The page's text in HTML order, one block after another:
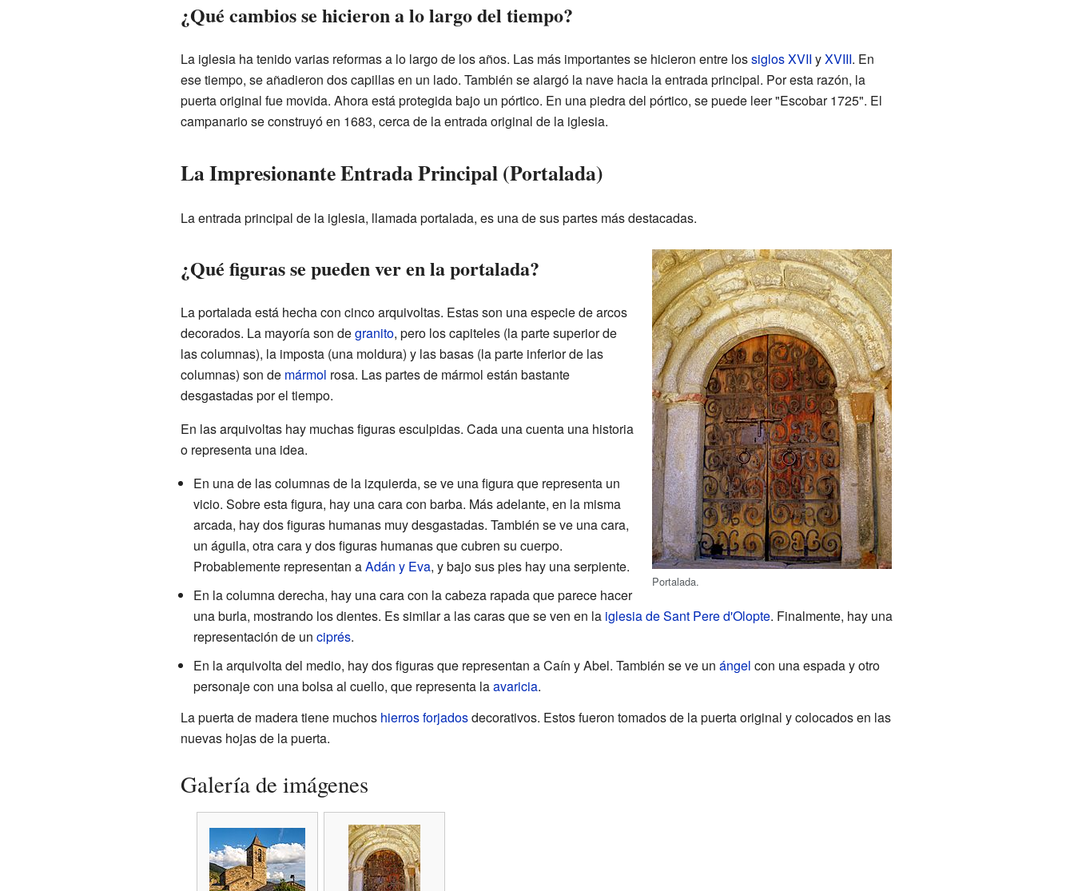
¿Qué cambios se hicieron a lo largo del tiempo?
La iglesia ha tenido varias reformas a lo largo de los años. Las más importantes se hicieron entre lossiglos XVII yXVIII. En
ese tiempo, se añadieron dos capillas en un lado. También se alargó la nave hacia la entrada principal. Por esta razón, la
puerta original fue movida. Ahora está protegida bajo un pórtico. En una piedra del pórtico, se puede leer "Escobar 1725". El
campanario se construyó en 1683, cerca de la entrada original de la iglesia.
La Impresionante Entrada Principal (Portalada)
La entrada principal de la iglesia, llamada portalada, es una de sus partes más destacadas.
Portalada.
¿Qué figuras se pueden ver en la portalada?
La portalada está hecha con cinco arquivoltas. Estas son una especie de arcos
decorados. La mayoría son degranito, pero los capiteles (la parte superior de
las columnas), la imposta (una moldura) y las basas (la parte inferior de las
columnas) son de mármol rosa. Las partes de mármol están bastante
desgastadas por el tiempo.
En las arquivoltas hay muchas figuras esculpidas. Cada una cuenta una historia
o representa una idea.
En una de las columnas de la izquierda, se ve una figura que representa un
vicio. Sobre esta figura, hay una cara con barba. Más adelante, en la misma
arcada, hay dos figuras humanas muy desgastadas. También se ve una cara,
un águila, otra cara y dos figuras humanas que cubren su cuerpo.
Probablemente representan aAdán y Eva, y bajo sus pies hay una serpiente.
En la columna derecha, hay una cara con la cabeza rapada que parece hacer
una burla, mostrando los dientes. Es similar a las caras que se ven en la iglesia de Sant Pere d'Olopte. Finalmente, hay una
representación de un ciprés.
En la arquivolta del medio, hay dos figuras que representan a Caín y Abel. También se ve un ángel con una espada y otro
personaje con una bolsa al cuello, que representa laavaricia.
La puerta de madera tiene muchos hierros forjadosdecorativos. Estos fueron tomados de la puerta original y colocados en las
nuevas hojas de la puerta.
Galería de imágenes